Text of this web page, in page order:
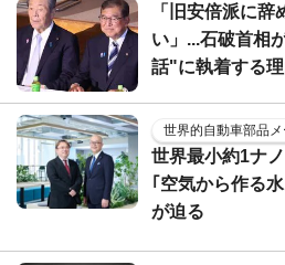
「旧安倍派に
い」...石破首相
話"に執着する
世界的自動車部品
世界最小約1ナ
｢空気から作る
が迫る